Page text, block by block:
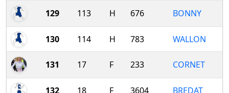
129 113 H 676 BONNY
130 114 H 783 WALLON
131 17 F 233 CORNET
132 18 F 3604 BREDAT